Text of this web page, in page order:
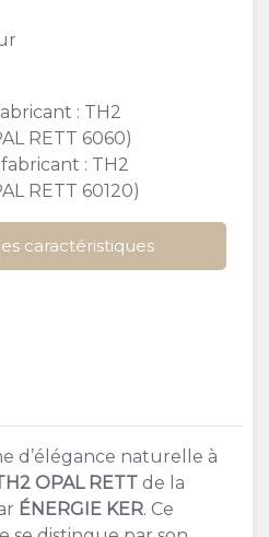
: TH2
RETT 6060)
: TH2
RETT 60120)
caractéristiques
d’élégance naturelle à
OPAL RETT de la
ÉNERGIE KER. Ce